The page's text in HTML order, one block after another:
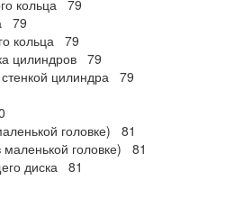
кольца 79
79
кольца 79
цилиндров 79
цилиндра 79
головке) 81
головке) 81
диска 81